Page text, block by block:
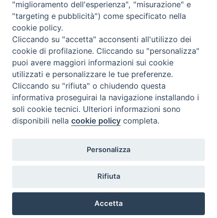
Contatti & Info
C.ne Aurelia, 50 – 00165 Roma
Contatti
Scrivi a: cnvf@chiesacattolica.it
"miglioramento dell'esperienza", "misurazione" e
"targeting e pubblicità") come specificato nella
cookie policy.
Cliccando su "accetta" acconsenti all'utilizzo dei
cookie di profilazione. Cliccando su "personalizza"
puoi avere maggiori informazioni sui cookie
utilizzati e personalizzare le tue preferenze.
Cliccando su "rifiuta" o chiudendo questa
informativa proseguirai la navigazione installando i
soli cookie tecnici. Ulteriori informazioni sono
disponibili nellacookie policy completa.
Personalizza
Rifiuta
Accetta